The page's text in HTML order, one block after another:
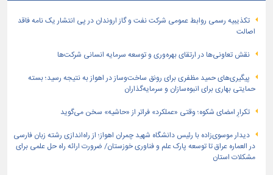
تكذیبیه رسمی روابط عمومی شركت نفت و گاز اروندان در پی انتشار یک نامه فاقد
اصالت
نقش تعاونی‌ها در ارتقای بهره‌وری و توسعه سرمایه انسانی شرکت‌ها
پیگیری‌های حمید مظفری برای رونق ساخت‌وساز در اهواز به نتیجه رسید؛ بسته
حمایتی بهاری برای انبوه‌سازان و سرمایه‌گذاران
تکرارِ امضای شکوه؛ وقتی «عملکرد» فراتر از «حاشیه» سخن می‌گوید
دیدار موسوی‌زاده با رئیس دانشگاه شهید چمران اهواز؛ از راه‌اندازی رشته زبان فارسی
در العماره عراق تا توسعه پارک علم و فناوری خوزستان/ ضرورت ارائه راه حل علمی برای
مشکلات استان